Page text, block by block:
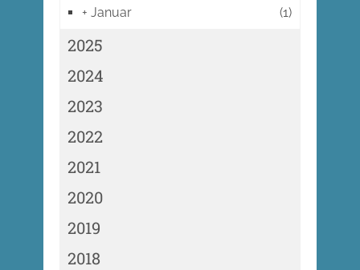
+ Januar (1)
2025
2024
2023
2022
2021
2020
2019
2018